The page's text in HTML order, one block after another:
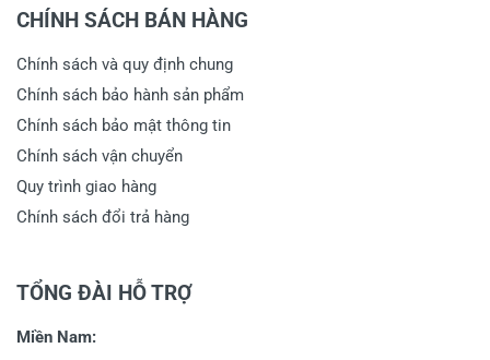
CHÍNH SÁCH BÁN HÀNG
Chính sách và quy định chung
Chính sách bảo hành sản phẩm
Chính sách bảo mật thông tin
Chính sách vận chuyển
Quy trình giao hàng
Chính sách đổi trả hàng
TỔNG ĐÀI HỖ TRỢ
Miền Nam: